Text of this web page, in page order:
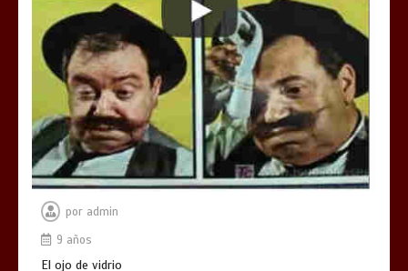
por admin
9 años
El ojo de vidrio